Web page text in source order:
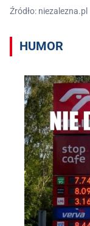
Źródło: niezalezna.pl
HUMOR